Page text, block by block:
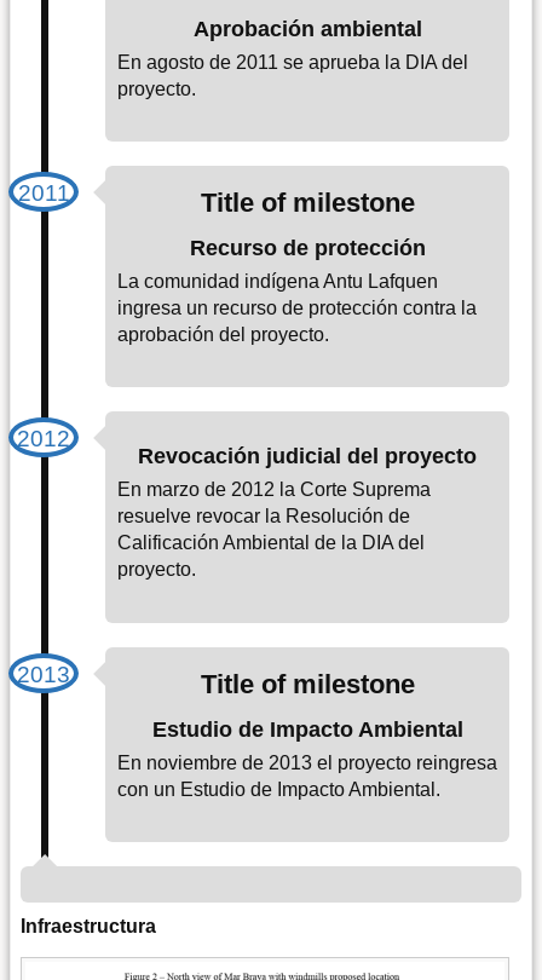
Aprobación ambiental
En agosto de 2011 se aprueba la DIA del
proyecto.
Title of milestone
Recurso de protección
La comunidad indígena Antu Lafquen
ingresa un recurso de protección contra la
aprobación del proyecto.
Revocación judicial del proyecto
En marzo de 2012 la Corte Suprema
resuelve revocar la Resolución de
Calificación Ambiental de la DIA del
proyecto.
Title of milestone
Estudio de Impacto Ambiental
En noviembre de 2013 el proyecto reingresa
con un Estudio de Impacto Ambiental.
Infraestructura